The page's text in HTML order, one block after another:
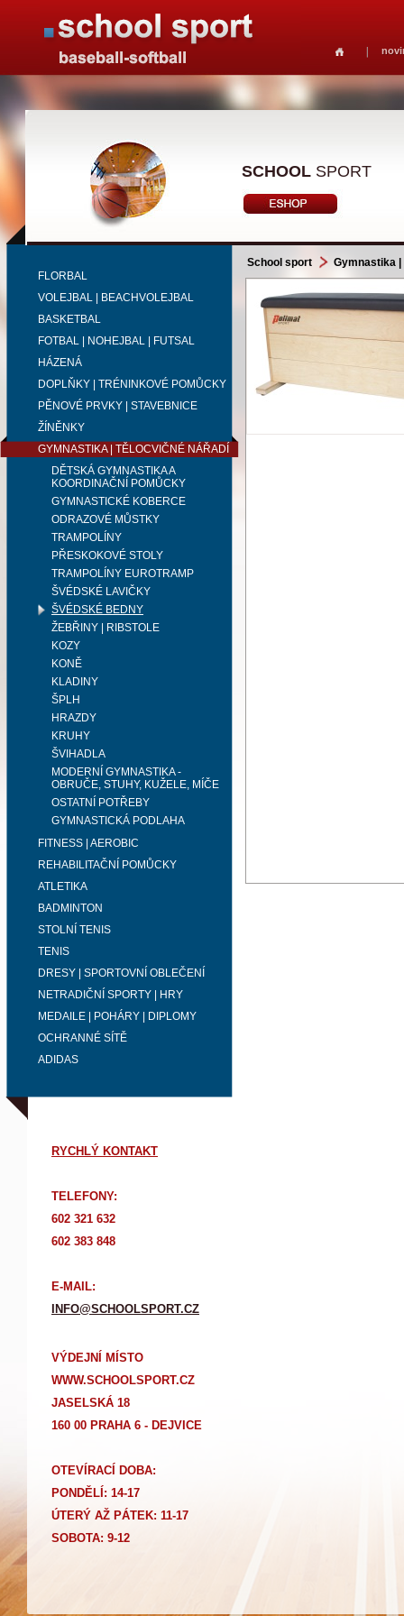
SCHOOL SPORT
FLORBAL
VOLEJBAL | BEACHVOLEJBAL
BASKETBAL
FOTBAL | NOHEJBAL | FUTSAL
HÁZENÁ
DOPLŇKY | TRÉNINKOVÉ POMŮCKY
PĚNOVÉ PRVKY | STAVEBNICE
ŽÍNĚNKY
GYMNASTIKA | TĚLOCVIČNÉ NÁŘADÍ
DĚTSKÁ GYMNASTIKA A
KOORDINAČNÍ POMŮCKY
GYMNASTICKÉ KOBERCE
ODRAZOVÉ MŮSTKY
TRAMPOLÍNY
PŘESKOKOVÉ STOLY
TRAMPOLÍNY EUROTRAMP
ŠVÉDSKÉ LAVIČKY
ŠVÉDSKÉ BEDNY
ŽEBŘINY | RIBSTOLE
KOZY
KONĚ
KLADINY
ŠPLH
HRAZDY
KRUHY
ŠVIHADLA
MODERNÍ GYMNASTIKA -
OBRUČE, STUHY, KUŽELE, MÍČE
OSTATNÍ POTŘEBY
GYMNASTICKÁ PODLAHA
FITNESS | AEROBIC
REHABILITAČNÍ POMŮCKY
ATLETIKA
BADMINTON
STOLNÍ TENIS
TENIS
DRESY | SPORTOVNÍ OBLEČENÍ
NETRADIČNÍ SPORTY | HRY
MEDAILE | POHÁRY | DIPLOMY
OCHRANNÉ SÍTĚ
ADIDAS
RYCHLÝ KONTAKT
TELEFONY:
602 321 632
602 383 848
E-MAIL:
INFO@SCHOOLSPORT.CZ
VÝDEJNÍ MÍSTO
WWW.SCHOOLSPORT.CZ
JASELSKÁ 18
160 00 PRAHA 6 - DEJVICE
OTEVÍRACÍ DOBA:
PONDĚLÍ: 14-17
ÚTERÝ AŽ PÁTEK: 11-17
SOBOTA: 9-12
School sport Gymnastika